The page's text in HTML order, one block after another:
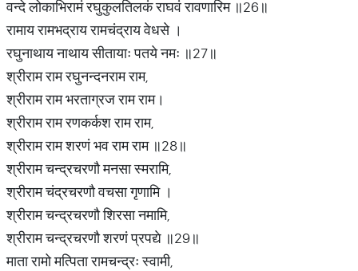
वन्दे लोकाभिरामं रघुकुलतिलकं राघवं रावणारिम ॥26॥
रामाय रामभद्राय रामचंद्राय वेधसे ।
रघुनाथाय नाथाय सीतायाः पतये नमः ॥27॥
श्रीराम राम रघुनन्दनराम राम,
श्रीराम राम भरताग्रज राम राम।
श्रीराम राम रणकर्कश राम राम,
श्रीराम राम शरणं भव राम राम ॥28॥
श्रीराम चन्द्रचरणौ मनसा स्मरामि,
श्रीराम चंद्रचरणौ वचसा गृणामि ।
श्रीराम चन्द्रचरणौ शिरसा नमामि,
श्रीराम चन्द्रचरणौ शरणं प्रपद्ये ॥29॥
माता रामो मत्पिता रामचन्द्रः स्वामी,